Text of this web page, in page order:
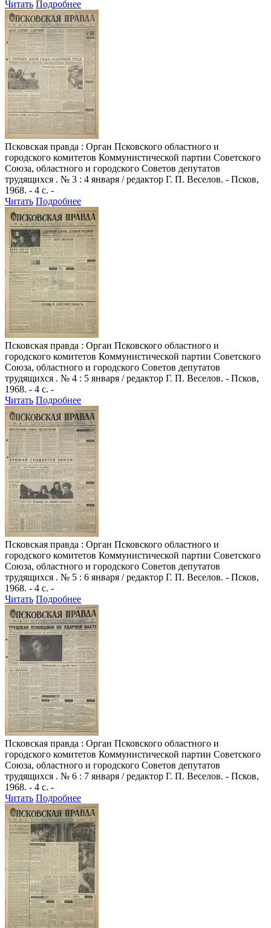
Читать Подробнее
Псковская правда : Орган Псковского областного и
городского комитетов Коммунистической партии Советского
Союза, областного и городского Советов депутатов
трудящихся . № 3 : 4 января / редактор Г. П. Веселов. - Псков,
1968. - 4 с. -
Читать Подробнее
Псковская правда : Орган Псковского областного и
городского комитетов Коммунистической партии Советского
Союза, областного и городского Советов депутатов
трудящихся . № 4 : 5 января / редактор Г. П. Веселов. - Псков,
1968. - 4 с. -
Читать Подробнее
Псковская правда : Орган Псковского областного и
городского комитетов Коммунистической партии Советского
Союза, областного и городского Советов депутатов
трудящихся . № 5 : 6 января / редактор Г. П. Веселов. - Псков,
1968. - 4 с. -
Читать Подробнее
Псковская правда : Орган Псковского областного и
городского комитетов Коммунистической партии Советского
Союза, областного и городского Советов депутатов
трудящихся . № 6 : 7 января / редактор Г. П. Веселов. - Псков,
1968. - 4 с. -
Читать Подробнее